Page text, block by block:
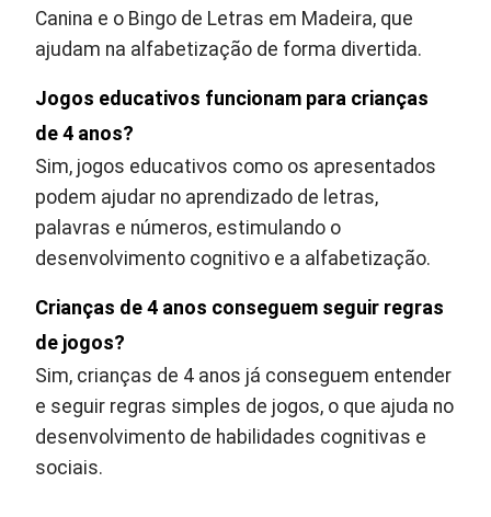
Canina e o Bingo de Letras em Madeira, que
ajudam na alfabetização de forma divertida.
Jogos educativos funcionam para crianças
de 4 anos?
Sim, jogos educativos como os apresentados
podem ajudar no aprendizado de letras,
palavras e números, estimulando o
desenvolvimento cognitivo e a alfabetização.
Crianças de 4 anos conseguem seguir regras
de jogos?
Sim, crianças de 4 anos já conseguem entender
e seguir regras simples de jogos, o que ajuda no
desenvolvimento de habilidades cognitivas e
sociais.